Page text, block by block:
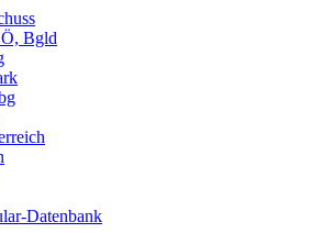
Bgld
Datenbank